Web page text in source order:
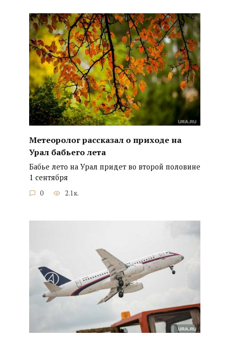
Метеоролог рассказал о приходе на
Урал бабьего лета
Бабье лето на Урал придет во второй половине
1 сентября
0 2.1к.